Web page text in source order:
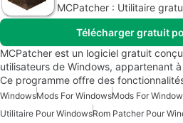
MCPatcher : Utilitaire
Télécharger gratuit
MCPatcher est un logiciel gratuit
utilisateurs de Windows, appartenant
Ce programme offre des
WindowsMods For WindowsMods For
Utilitaire Pour WindowsRom Patcher Pour